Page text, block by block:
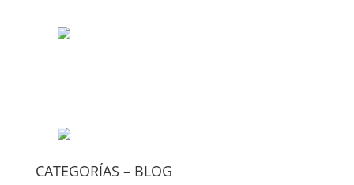
CATEGORÍAS – BLOG